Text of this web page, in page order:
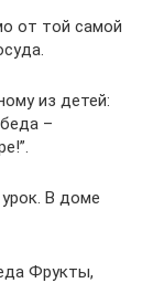
от той самой
из детей:
–
В доме
Фрукты,